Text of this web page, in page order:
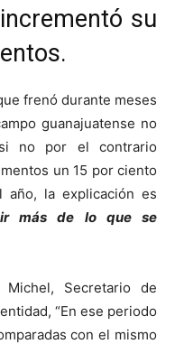
su
frenó durante meses
guanajuatense no
si no por el contrario
un 15 por ciento
la explicación es
más de lo que se
Secretario de
“En ese periodo
con el mismo